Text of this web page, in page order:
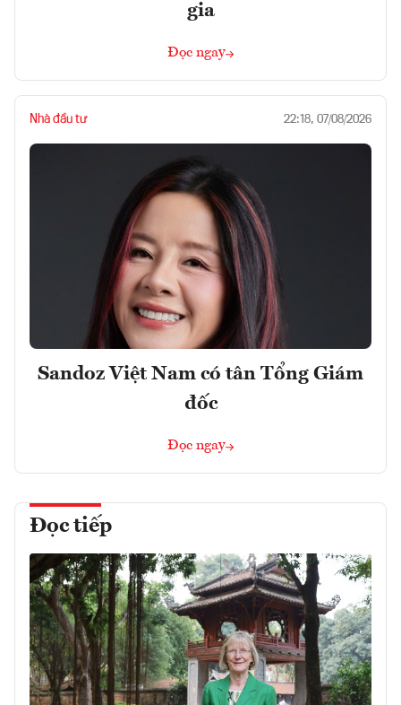
gia
Đọc ngay
Nhà đầu tư 22:18, 07/08/2026
Sandoz Việt Nam có tân Tổng Giám
đốc
Đọc ngay
Đọc tiếp